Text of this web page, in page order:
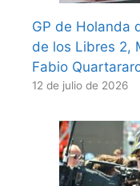
GP de Holanda
de los Libres 2,
Fabio
12 de julio de 2026